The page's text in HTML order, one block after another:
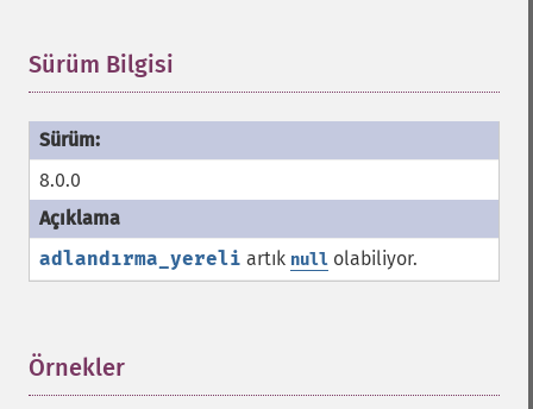
Sürüm Bilgisi
8.0.0
adlandırma_yereli artık null olabiliyor.
Örnekler